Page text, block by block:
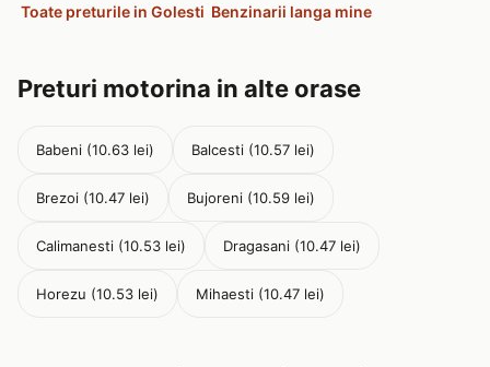
Toate preturile in Golesti Benzinarii langa mine
Preturi motorina in alte orase
Babeni (10.63 lei) Balcesti (10.57 lei)
Brezoi (10.47 lei) Bujoreni (10.59 lei)
Calimanesti (10.53 lei) Dragasani (10.47 lei)
Horezu (10.53 lei) Mihaesti (10.47 lei)